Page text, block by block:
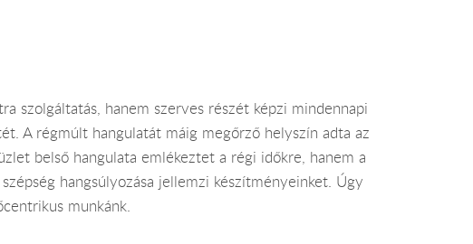
szolgáltatás, hanem szerves részét képzi mindennapi
A régmúlt hangulatát máig megőrző helyszín adta az
belső hangulata emlékeztet a régi időkre, hanem a
hangsúlyozása jellemzi készítményeinket. Úgy
munkánk.